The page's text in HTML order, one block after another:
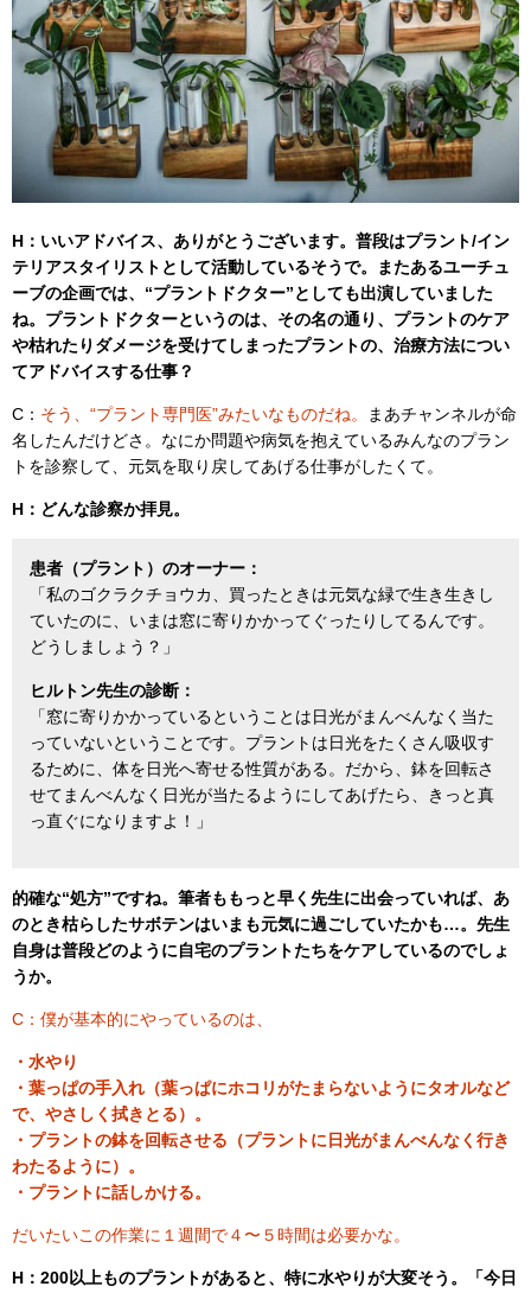
H：いいアドバイス、ありがとうございます。普段はプラント/イン
テリアスタイリストとして活動しているそうで。またあるユーチュ
ーブの企画では、“プラントドクター”としても出演していました
ね。プラントドクターというのは、その名の通り、プラントのケア
や枯れたりダメージを受けてしまったプラントの、治療方法につい
てアドバイスする仕事？
C： そう、“プラント専門医”みたいなものだね。
まあチャンネルが命
名したんだけどさ。なにか問題や病気を抱えているみんなのプラン
トを診察して、元気を取り戻してあげる仕事がしたくて。
H：どんな診察か拝見。
患者（プラント）のオーナー：
「私のゴクラクチョウカ、買ったときは元気な緑で生き生きし
ていたのに、いまは窓に寄りかかってぐったりしてるんです。
どうしましょう？」
ヒルトン先生の診断：
「窓に寄りかかっているということは日光がまんべんなく当た
っていないということです。プラントは日光をたくさん吸収す
るために、体を日光へ寄せる性質がある。だから、鉢を回転さ
せてまんべんなく日光が当たるようにしてあげたら、きっと真
っ直ぐになりますよ！」
的確な“処方”ですね。筆者ももっと早く先生に出会っていれば、あ
のとき枯らしたサボテンはいまも元気に過ごしていたかも…。先生
自身は普段どのように自宅のプラントたちをケアしているのでしょ
うか。
C：僕が基本的にやっているのは、
・水やり
・葉っぱの手入れ（葉っぱにホコリがたまらないようにタオルなど
で、やさしく拭きとる）。
・プラントの鉢を回転させる（プラントに日光がまんべんなく行き
わたるように）。
・プラントに話しかける。
だいたいこの作業に１週間で４〜５時間は必要かな。
H：200以上ものプラントがあると、特に水やりが大変そう。「今日